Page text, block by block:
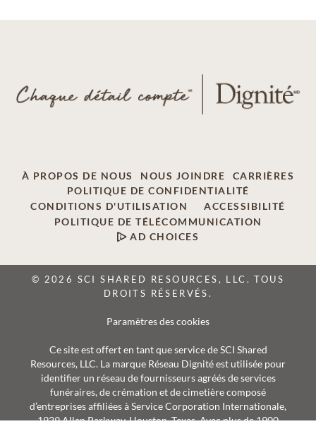
À PROPOS DE NOUS NOUS JOINDRE
CARRIÈRES
POLITIQUE DE CONFIDENTIALITÉ
CONDITIONS D'UTILISATION
ACCESSIBILITÉ
POLITIQUE DE TÉLÉCOMMUNICATION
AD CHOICES
© 2026 SCI SHARED RESOURCES, LLC. TOUS
DROITS RÉSERVÉS.
Paramètres des cookies
Ce site est offert en tant que service de SCI Shared
Resources, LLC. La marque Réseau Dignité est utilisée pour
identifier un réseau de fournisseurs agréés de services
funéraires, de crémation et de cimetière composé
d’entreprises affiliées à Service Corporation Internationale,
1929 Allen Parkway, Houston, Texas. Avec plus de 1900